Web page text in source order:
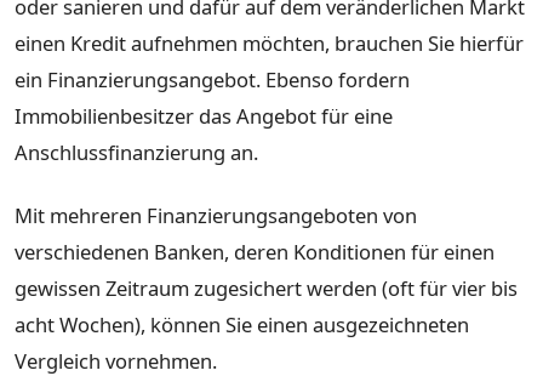
oder sanieren und dafür auf dem veränderlichen Markt
einen Kredit aufnehmen möchten, brauchen Sie hierfür
ein Finanzierungsangebot. Ebenso fordern
Immobilienbesitzer das Angebot für eine
Anschlussfinanzierung an.
Mit mehreren Finanzierungsangeboten von
verschiedenen Banken, deren Konditionen für einen
gewissen Zeitraum zugesichert werden (oft für vier bis
acht Wochen), können Sie einen ausgezeichneten
Vergleich vornehmen.